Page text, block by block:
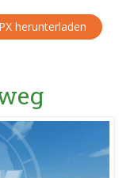
herunterladen